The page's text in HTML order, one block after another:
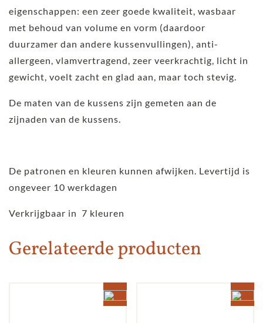
eigenschappen: een zeer goede kwaliteit, wasbaar
met behoud van volume en vorm (daardoor
duurzamer dan andere kussenvullingen), anti-
allergeen, vlamvertragend, zeer veerkrachtig, licht in
gewicht, voelt zacht en glad aan, maar toch stevig.
De maten van de kussens zijn gemeten aan de
zijnaden van de kussens.
De patronen en kleuren kunnen afwijken. Levertijd is
ongeveer 10 werkdagen
Verkrijgbaar in 7 kleuren
Gerelateerde producten